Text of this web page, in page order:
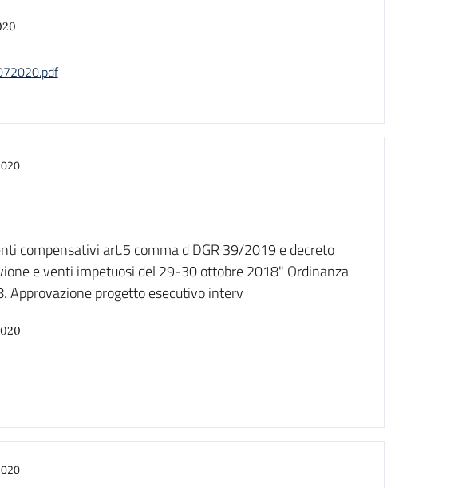
compensativi art.5 comma d DGR 39/2019 e decreto
e venti impetuosi del 29-30 ottobre 2018" Ordinanza
Approvazione progetto esecutivo interv